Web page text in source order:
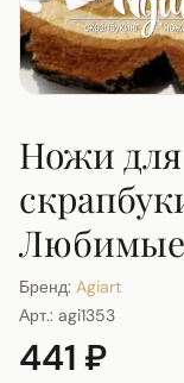
Ножи
Любимые
Бренд: Agiart
Арт.: agi1353
441 ₽